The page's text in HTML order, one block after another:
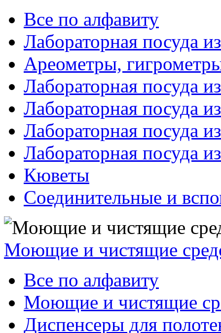
Все по алфавиту
Лабораторная посуда
Ареометры,
Лабораторная посуда
Лабораторная посуда
Лабораторная посуда
Лабораторная посуда
Кюветы
Соединительные и
Моющие и чистящие
Все по алфавиту
Моющие и чистящие
Диспенсеры для